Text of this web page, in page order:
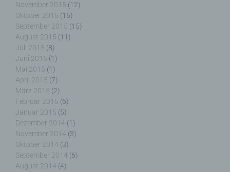
November 2015 (12)
Oktober 2015 (15)
September 2015 (15)
August 2015 (11)
Juli 2015 (8)
Juni 2015 (1)
Mai 2015 (1)
April 2015 (7)
März 2015 (2)
Februar 2015 (6)
Januar 2015 (5)
Dezember 2014 (1)
November 2014 (3)
Oktober 2014 (3)
September 2014 (6)
August 2014 (4)
Einwilligung ist jede von der betroffenen Person
freiwillig für den bestimmten Fall in informierter
Weise und unmissverständlich abgegebene
Willensbekundung in Form einer Erklärung oder
einer sonstigen eindeutigen bestätigenden
Handlung, mit der die betroffene Person zu
verstehen gibt, dass sie mit der Verarbeitung der
sie betreffenden personenbezogenen Daten
einverstanden ist.
Name und Anschrift des für die Verarbeitung
Verantwortlichen